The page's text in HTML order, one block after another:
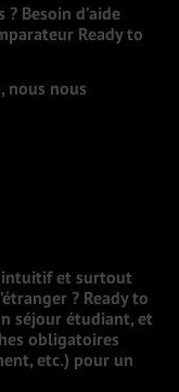
Besoin d’aide
Ready to
nous nous
intuitif et surtout
? Ready to
séjour étudiant, et
obligatoires
etc.) pour un